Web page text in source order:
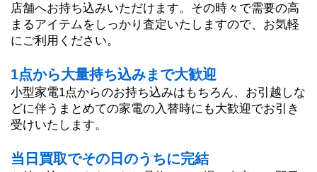
店舗へお持ち込みいただけます。その時々で需要の高
まるアイテムをしっかり査定いたしますので、お気軽
にご利用ください。
1点から大量持ち込みまで大歓迎
小型家電1点からのお持ち込みはもちろん、お引越しな
どに伴うまとめての家電の入替時にも大歓迎でお引き
受けいたします。
当日買取でその日のうちに完結